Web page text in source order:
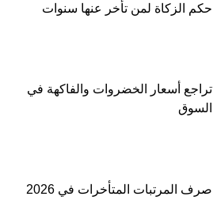
حكم الزكاة لمن تأخر عنها سنوات
تراجع أسعار الخضروات والفاكهة في
السوق
صرف المرتبات المتأخرات في 2026